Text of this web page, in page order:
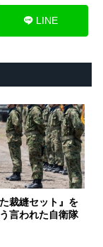
LINE
た裁縫セット』を
言われた自衛隊